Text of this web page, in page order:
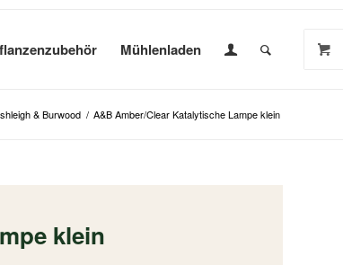
Mühlenladen
& Burwood / A&B Amber/Clear Katalytische Lampe klein
klein